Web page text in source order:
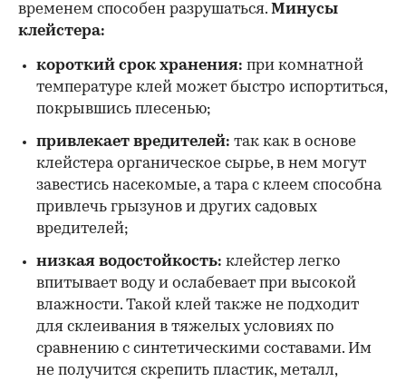
временем способен разрушаться. Минусы
клейстера:
короткий срок хранения: при комнатной
температуре клей может быстро испортиться,
покрывшись плесенью;
привлекает вредителей: так как в основе
клейстера органическое сырье, в нем могут
завестись насекомые, а тара с клеем способна
привлечь грызунов и других садовых
вредителей;
низкая водостойкость: клейстер легко
впитывает воду и ослабевает при высокой
влажности. Такой клей также не подходит
для склеивания в тяжелых условиях по
сравнению с синтетическими составами. Им
не получится скрепить пластик, металл,